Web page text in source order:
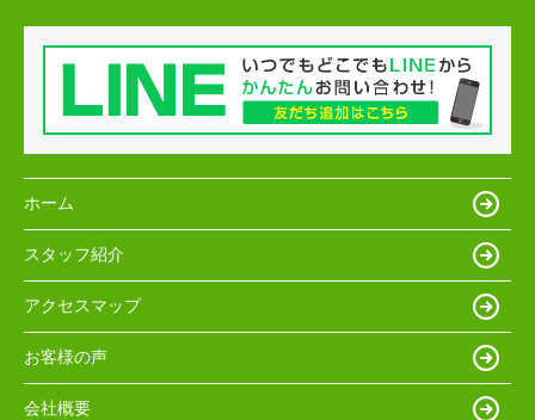
ホーム
スタッフ紹介
アクセスマップ
お客様の声
会社概要